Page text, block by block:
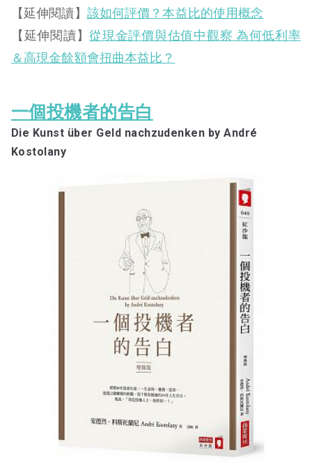
【延伸閱讀】 該如何評價？本益比的使用概念
【延伸閱讀】從現金評價與估值中觀察 為何低利率
＆高現金餘額會扭曲本益比？
一個投機者的告白
Die Kunst über Geld nachzudenken by André
Kostolany